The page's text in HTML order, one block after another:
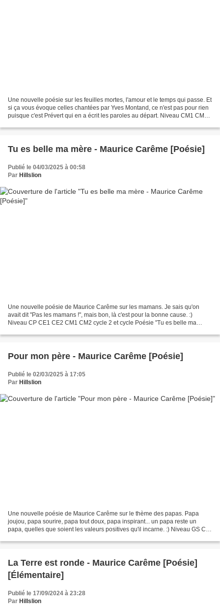
Une nouvelle poésie sur les feuilles mortes, l'amour et le temps qui passe. Et
si ça vous évoque celles chantées par Yves Montand, ce n'est pas pour rien
puisque c'est Prévert qui en a écrit les paroles au départ. Niveau CM1 CM2
Tu es belle ma mère - Maurice Carême [Poésie]
Publié le 04/03/2025 à 00:58
Par Hillslion
Une nouvelle poésie de Maurice Carême sur les mamans. Je sais qu'on
avait dit "Pas les mamans !", mais bon, là c'est pour la bonne cause. :)
Niveau CP CE1 CE2 CM1 CM2 cycle 2 et cycle Poésie "Tu es belle ma
Pour mon père - Maurice Carême [Poésie]
Publié le 02/03/2025 à 17:05
Par Hillslion
Une nouvelle poésie de Maurice Carême sur le thème des papas. Papa
joujou, papa sourire, papa tout doux, papa inspirant... un papa reste un
papa, quelles que soient les valeurs positives qu'il incarne. :) Niveau GS CP
La Terre est ronde - Maurice Carême [Poésie]
[Élémentaire]
Publié le 17/09/2024 à 23:28
Par Hillslion